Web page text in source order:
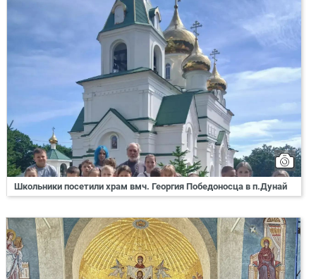
Школьники посетили храм вмч. Георгия Победоносца в п.Дунай